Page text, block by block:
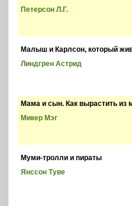
Петерсон Л.Г.
Малыш и Карлсон, который
Линдгрен Астрид
Мама и сын. Как вырастить из
Микер Мэг
Муми-тролли и пираты
Янссон Туве